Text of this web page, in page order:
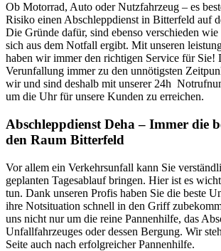
Ob Motorrad, Auto oder Nutzfahrzeug – es
Risiko einen Abschleppdienst in Bitterfeld auf
Die Gründe dafür, sind ebenso verschieden
sich aus dem Notfall ergibt. Mit unseren
haben wir immer den richtigen Service für Sie!
Verunfallung immer zu den unnötigsten
wir und sind deshalb mit unserer 24h
um die Uhr für unsere Kunden zu erreichen.
Abschleppdienst Deha – Immer die
den Raum Bitterfeld
Vor allem ein Verkehrsunfall kann Sie
geplanten Tagesablauf bringen. Hier ist es
tun. Dank unseren Profis haben Sie die beste
ihre Notsituation schnell in den Griff
uns nicht nur um die reine Pannenhilfe, das
Unfallfahrzeuges oder dessen Bergung. Wir
Seite auch nach erfolgreicher Pannenhilfe.